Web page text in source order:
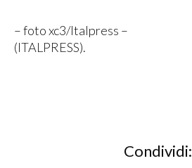
– foto xc3/Italpress –
(ITALPRESS).
Condividi: